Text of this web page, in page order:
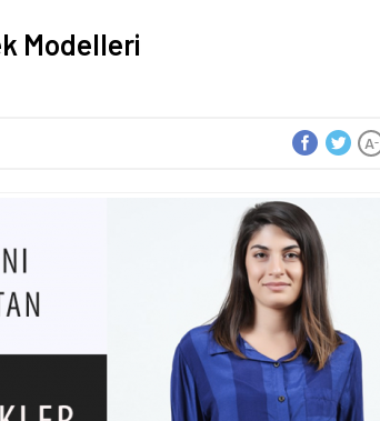
Modelleri
A-